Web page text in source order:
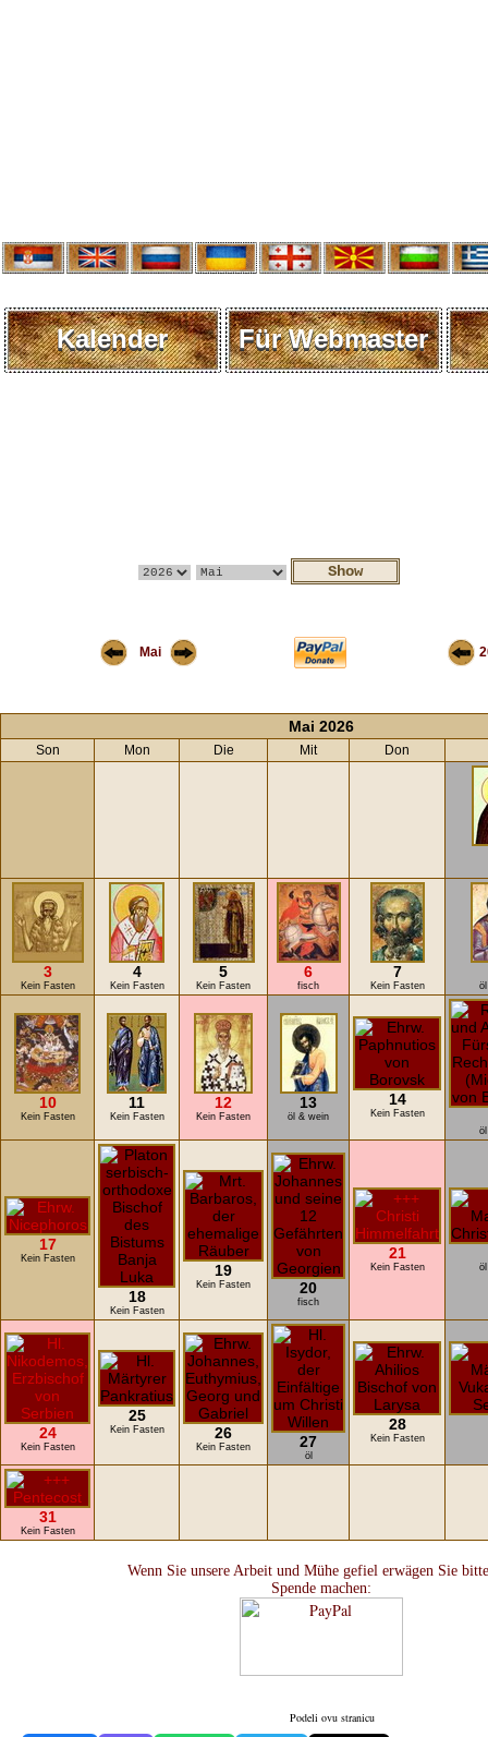
Kalender Für Webmaster
Mai
Mai 2026
Son Mon Die Mit Don
3
Kein Fasten
4
Kein Fasten
5
Kein Fasten
6
fisch
7
Kein Fasten
10
Kein Fasten
11
Kein Fasten
12
Kein Fasten
13
öl & wein
14
Kein Fasten
17
Kein Fasten
18
Kein Fasten
19
Kein Fasten 20
fisch
21
Kein Fasten
24
Kein Fasten
25
Kein Fasten 26
Kein Fasten 27
öl
28
Kein Fasten
31
Kein Fasten
Wenn Sie unsere Arbeit und Mühe gefiel erwägen Sie
Spende machen:
Podeli ovu stranicu